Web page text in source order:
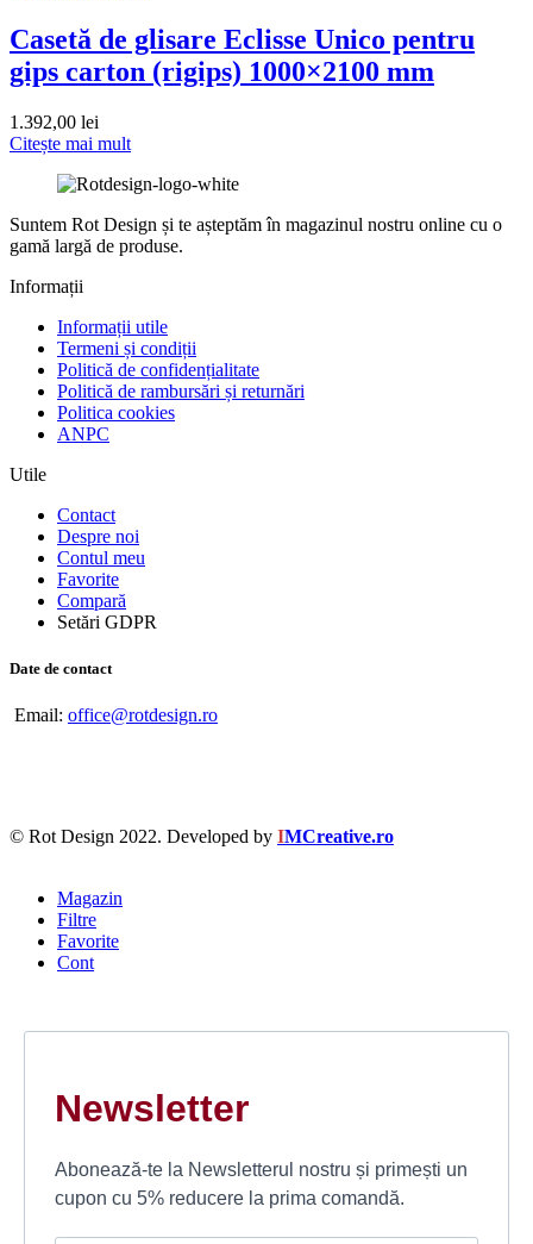
Casetă de glisare Eclisse Unico pentru
gips carton (rigips) 1000×2100 mm
1.392,00 lei
Citește mai mult
Suntem Rot Design și te așteptăm în magazinul nostru online cu o
gamă largă de produse.
Informații
Informații utile
Termeni și condiții
Politică de confidențialitate
Politică de rambursări și returnări
Politica cookies
ANPC
Utile
Contact
Despre noi
Contul meu
Favorite
Compară
Setări GDPR
Date de contact
Email: office@rotdesign.ro
© Rot Design 2022. Developed by IMCreative.ro
Magazin
Filtre
Favorite
Cont
Newsletter
Abonează-te la Newsletterul nostru și primești un
cupon cu 5% reducere la prima comandă.